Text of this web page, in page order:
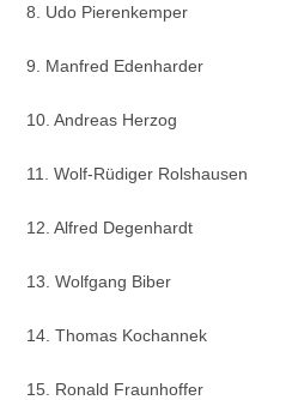
8. Udo Pierenkemper
9. Manfred Edenharder
10. Andreas Herzog
11. Wolf-Rüdiger Rolshausen
12. Alfred Degenhardt
13. Wolfgang Biber
14. Thomas Kochannek
15. Ronald Fraunhoffer